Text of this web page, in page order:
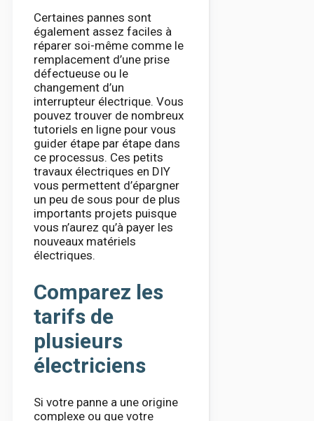
Certaines pannes sont
également assez faciles à
réparer soi-même comme le
remplacement d’une prise
défectueuse ou le
changement d’un
interrupteur électrique. Vous
pouvez trouver de nombreux
tutoriels en ligne pour vous
guider étape par étape dans
ce processus. Ces petits
travaux électriques en DIY
vous permettent d’épargner
un peu de sous pour de plus
importants projets puisque
vous n’aurez qu’à payer les
nouveaux matériels
électriques.
Comparez les
tarifs de
plusieurs
électriciens
Si votre panne a une origine
complexe ou que votre